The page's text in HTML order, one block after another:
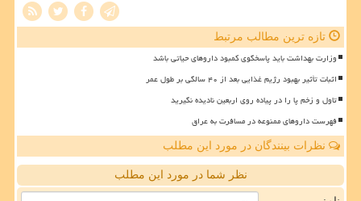
تازه ترین مطالب مرتبط
وزارت بهداشت باید پاسخگوی کمبود داروهای حیاتی باشد
اثبات تأثیر بهبود رژیم غذایی بعد از ۴۰ سالگی بر طول عمر
تاول و زخم پا را در پیاده روی اربعین نادیده نگیرید
فهرست داروهای ممنوعه در مسافرت به عراق
نظرات بینندگان در مورد این مطلب
نظر شما در مورد این مطلب